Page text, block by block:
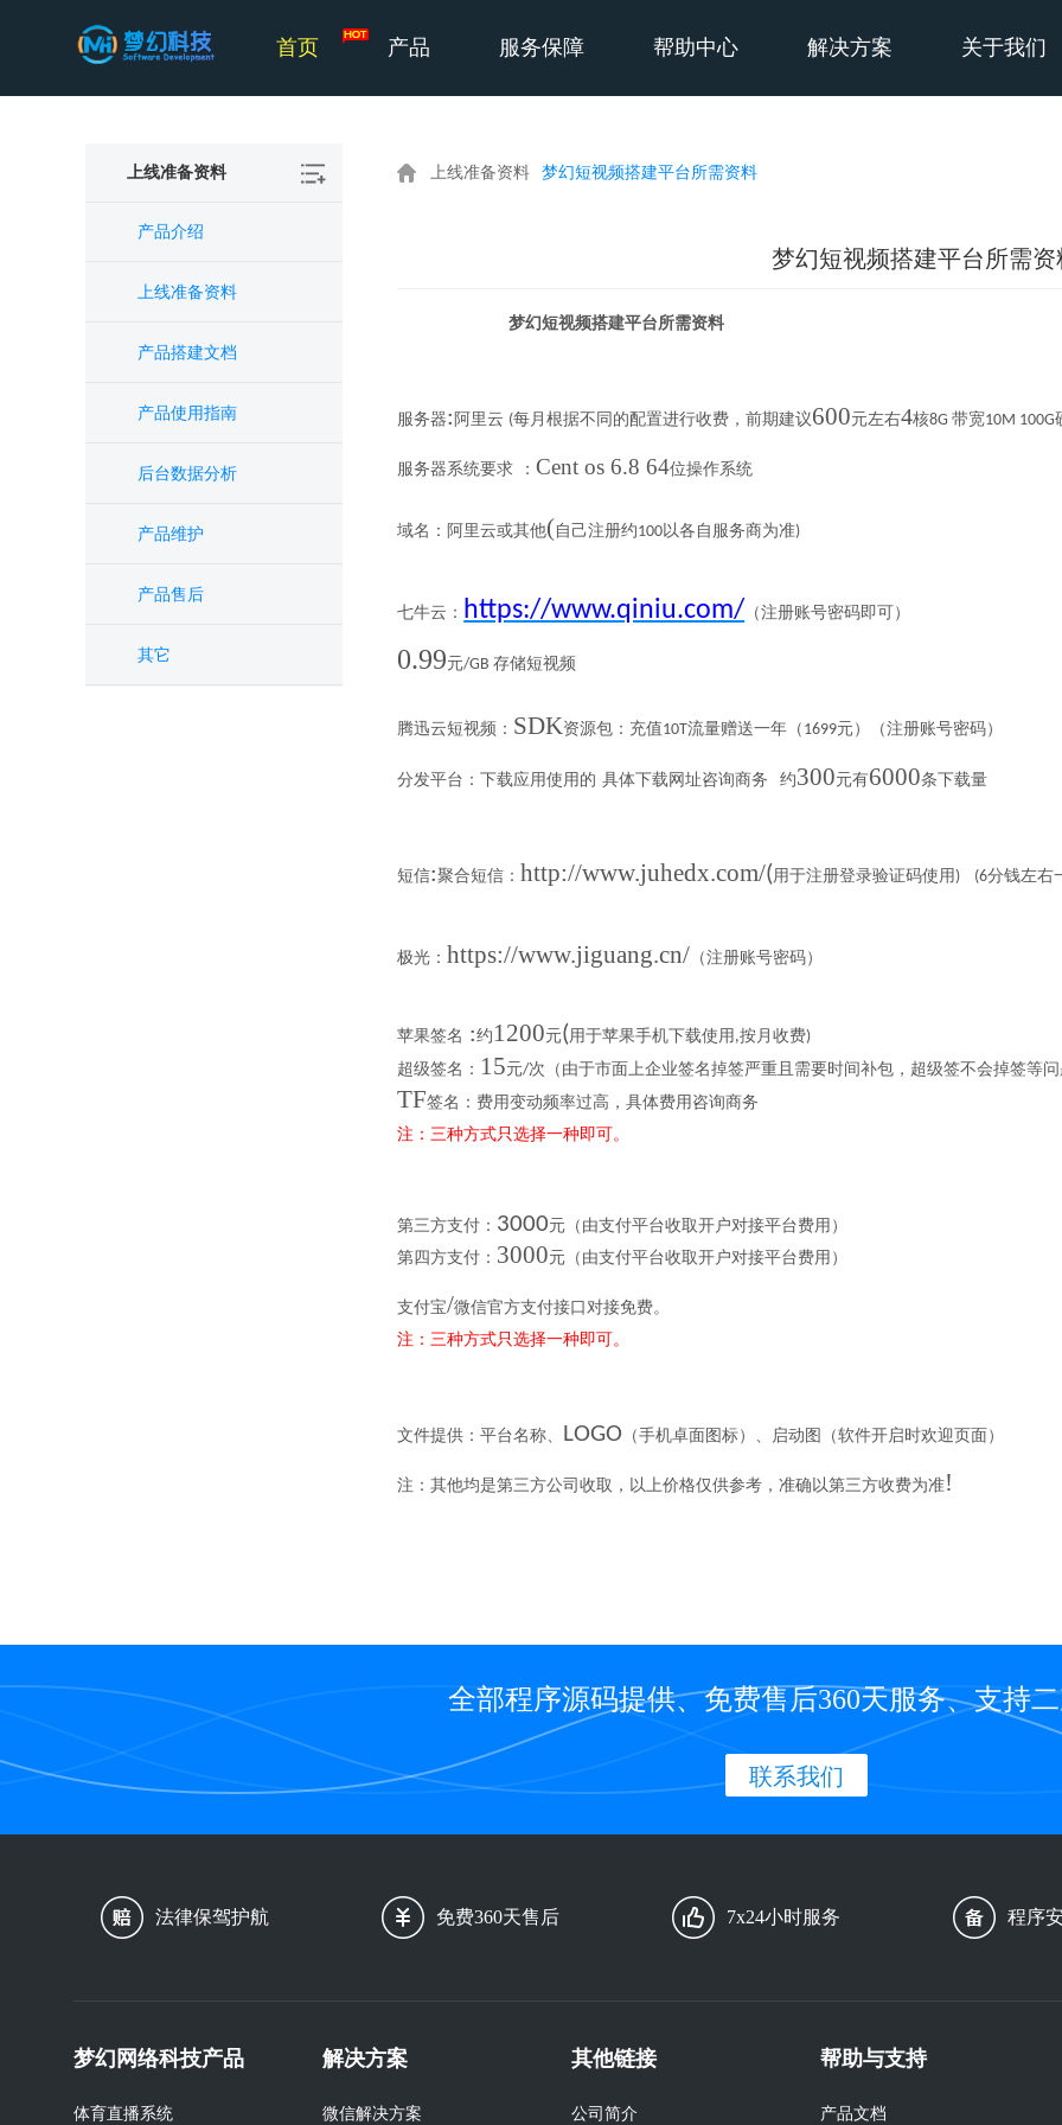
首页 产品 服务保障 帮助中心 解决方案 关于我们
上线准备资料
产品介绍
上线准备资料
产品搭建文档
产品使用指南
后台数据分析
产品维护
产品售后
其它
上线准备资料 梦幻短视频搭建平台所需资料
梦幻短视频搭建平台所需资
梦幻短视频搭建平台所需资料
服务器:阿里云 (每月根据不同的配置进行收费 ，前期建议600元左右4核8G带宽10M 100G
服务器系统要求 ：Cent os 6.8 64位操作系统
域名：阿里云或其他(自己注册约100以各自服务商为准)
七牛云： https://www.qiniu.com/ （注册账号密码即可）
0.99元/GB存储短视频
腾迅云短视频 ： SDK资源包：充值10T流量赠送一年（ 1699元） （注册账号密码）
分发平台：下载应用使用的 具体下载网址咨询商务 约300元有6000条下载量
短信:聚合短信：http://www.juhedx.com/(用于注册登录验证码使用) (6分钱左右
极光：https://www.jiguang.cn/ （注册账号密码）
苹果签名 :约 1200元(用于苹果手机下载使用 ,按月收费)
超级签名： 15元/次（由于市面上企业签名掉签严重且需要时间补包，超级签不会掉签等
TF签名：费用变动频率过高，具体费用咨询商务
注：三种方式只选择一种即可。
第三方支付： 3000元 （由支付平台收取开户对接平台费用）
第四方支付： 3000元 （由支付平台收取开户对接平台费用）
支付宝/微信官方支付接口对接免费。
注：三种方式只选择一种即可。
文件提供：平台名称、 LOGO （手机卓面图标） 、启动图 （软件开启时欢迎页面）
注：其他均是第三方公司收取，以上价格仅供参考，准确以第三方收费为准!
全部程序源码提供、免费售后360天服务、支持
联系我们
法律保驾护航 免费360天售后 7x24小时服务 程序
梦幻网络科技产品
体育直播系统
解决方案
微信解决方案
其他链接
公司简介
帮助与支持
产品文档